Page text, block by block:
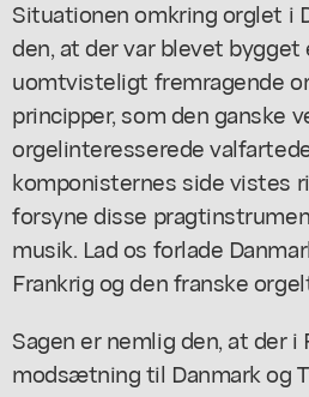
Situationen omkring orglet i
den, at der var blevet
uomtvisteligt fremragende
principper, som den ganske
orgelinteresserede
komponisternes side vistes
forsyne disse
musik. Lad os forlade
Frankrig og den franske
Sagen er nemlig den, at der i
modsætning til Danmark og